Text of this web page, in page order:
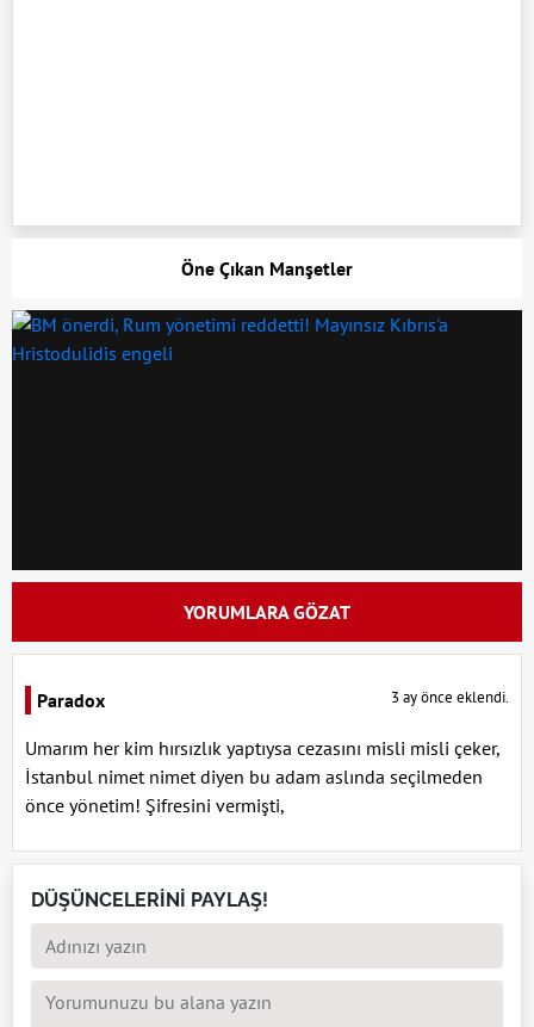
Öne Çıkan Manşetler
YORUMLARA GÖZAT
Paradox 3 ay önce eklendi.
Umarım her kim hırsızlık yaptıysa cezasını misli misli çeker,
İstanbul nimet nimet diyen bu adam aslında seçilmeden
önce yönetim! Şifresini vermişti,
DÜŞÜNCELERİNİ PAYLAŞ!